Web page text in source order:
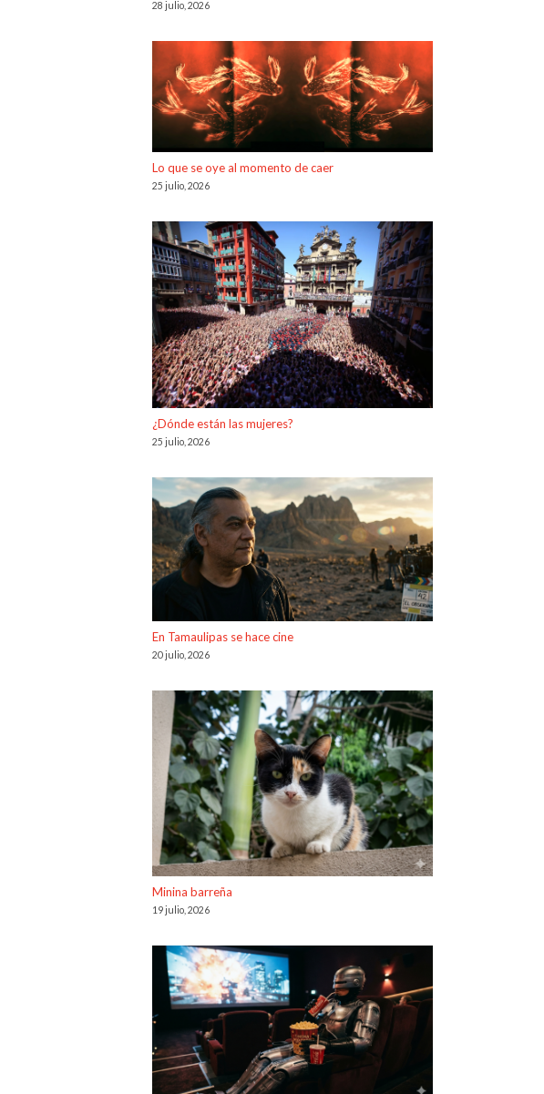
28 julio, 2026
Lo que se oye al momento de caer
25 julio, 2026
¿Dónde están las mujeres?
25 julio, 2026
En Tamaulipas se hace cine
20 julio, 2026
Minina barreña
19 julio, 2026